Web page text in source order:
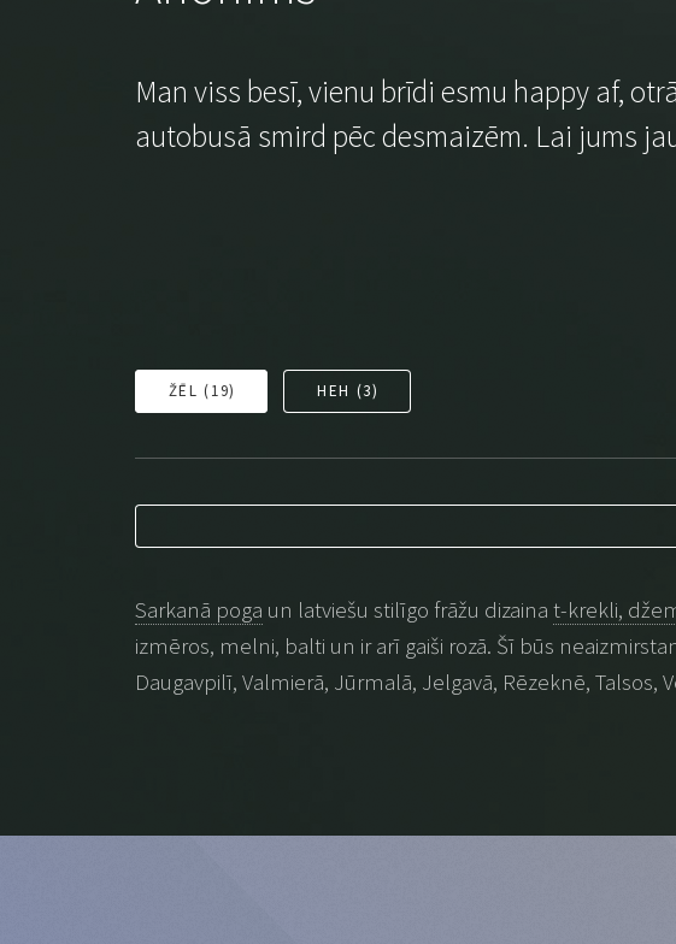
Man viss besī, vienu brīdi esmu happy af,
autobusā smird pēc desmaizēm. Lai jums
ŽĒL (19) HEH (3)
Sarkanā poga un latviešu stilīgo frāžu dizaina t-krekli,
izmēros, melni, balti un ir arī gaiši rozā. Šī būs
Daugavpilī, Valmierā, Jūrmalā, Jelgavā, Rēzeknē,